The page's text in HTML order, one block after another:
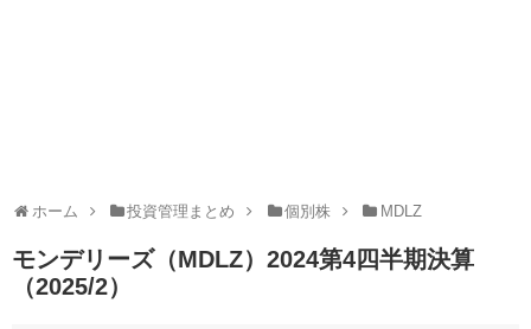
ホーム 投資管理まとめ 個別株 MDLZ
モンデリーズ（MDLZ）2024第4四半期決算
（2025/2）